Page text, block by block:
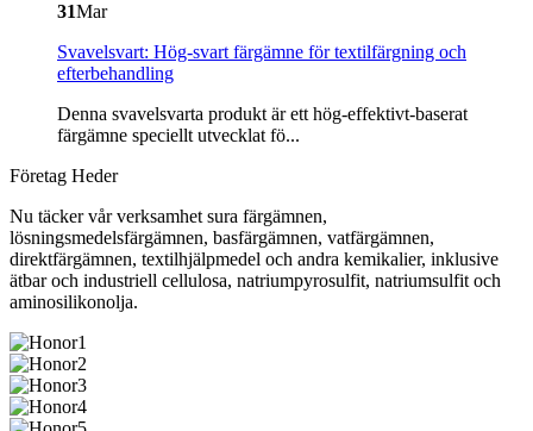
31Mar
Svavelsvart: Hög-svart färgämne för textilfärgning och
efterbehandling
Denna svavelsvarta produkt är ett hög-effektivt-baserat
färgämne speciellt utvecklat fö...
Företag Heder
Nu täcker vår verksamhet sura färgämnen,
lösningsmedelsfärgämnen, basfärgämnen, vatfärgämnen,
direktfärgämnen, textilhjälpmedel och andra kemikalier, inklusive
ätbar och industriell cellulosa, natriumpyrosulfit, natriumsulfit och
aminosilikonolja.